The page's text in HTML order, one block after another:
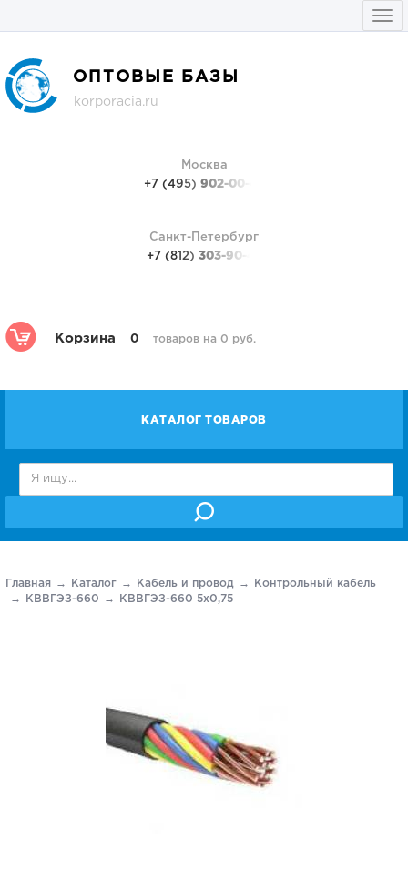
ОПТОВЫЕ БАЗЫ
korporacia.ru
Москва
+7 (495) 902-00-48
Санкт-Петербург
+7 (812) 303-90-48
Корзина 0 товаров на 0 руб.
КАТАЛОГ ТОВАРОВ
Главная Каталог Кабель и провод
Контрольный кабель
КВВГЭЗ-660
КВВГЭЗ-660 5х0,75